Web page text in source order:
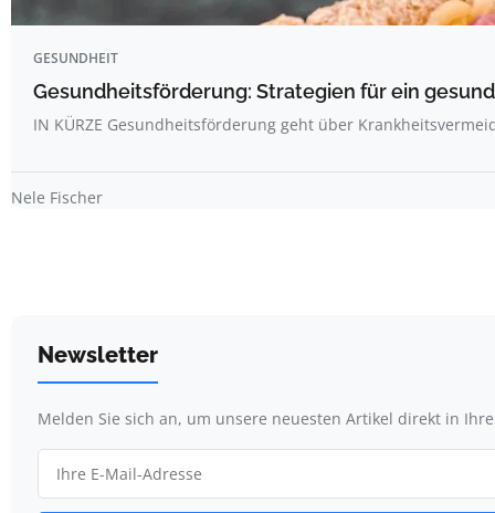
GESUNDHEIT
Gesundheitsförderung: Strategien für ein
IN KÜRZE Gesundheitsförderung geht über
Nele Fischer
Newsletter
Melden Sie sich an, um unsere neuesten Artikel direkt in